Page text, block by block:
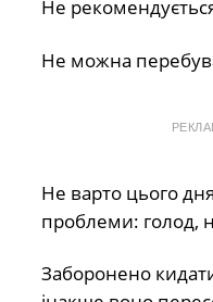
Не
Не можна
Не варто цього
проблеми: голод,
Заборонено